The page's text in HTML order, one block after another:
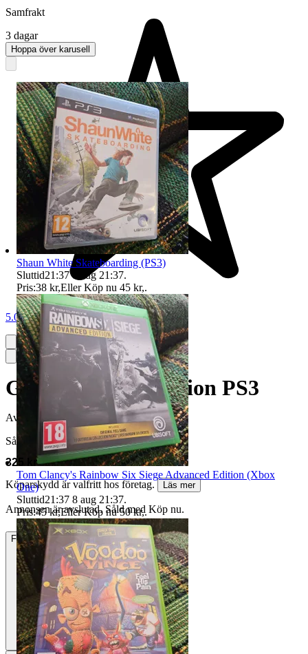
5.0
God of War Collection PS3
Avslutad
30 apr 15:29
Såld för
325 kr
Köparskydd är valfritt hos företag.
Läs mer
Annonsen är avslutad. Såld med Köp nu.
Frakt55 kr Annat fraktsätt
Samfrakt
3 dagar
Hoppa över karusell
Shaun White Skateboarding (PS3)
Sluttid21:37 8 aug 21:37.
Pris:38 kr,Eller Köp nu 45 kr,.
Tom Clancy's Rainbow Six Siege Advanced Edition (Xbox
One)
Sluttid21:37 8 aug 21:37.
Pris:45 kr,Eller Köp nu 50 kr,.